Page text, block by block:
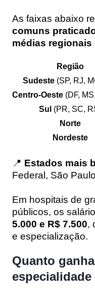
As faixas abaixo
comuns
médias regionais
Região
Sudeste (SP, RJ,
Centro-Oeste (DF,
Sul (PR, SC,
Norte
Nordeste
📍 Estados mais
Federal, São
Em hospitais de
públicos, os
5.000 e R$ 7.500,
e especialização.
Quanto
especialidade